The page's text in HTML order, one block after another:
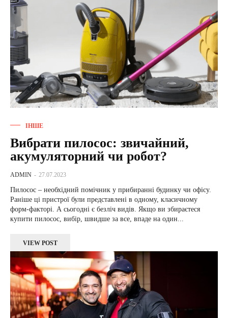
ІНШЕ
Вибрати пилосос: звичайний,
акумуляторний чи робот?
ADMIN - 27.07.2023
Пилосос – необхідний помічник у прибиранні будинку чи офісу.
Раніше ці пристрої були представлені в одному, класичному
форм-факторі. А сьогодні є безліч видів. Якщо ви збираєтеся
купити пилосос, вибір, швидше за все, впаде на один...
VIEW POST